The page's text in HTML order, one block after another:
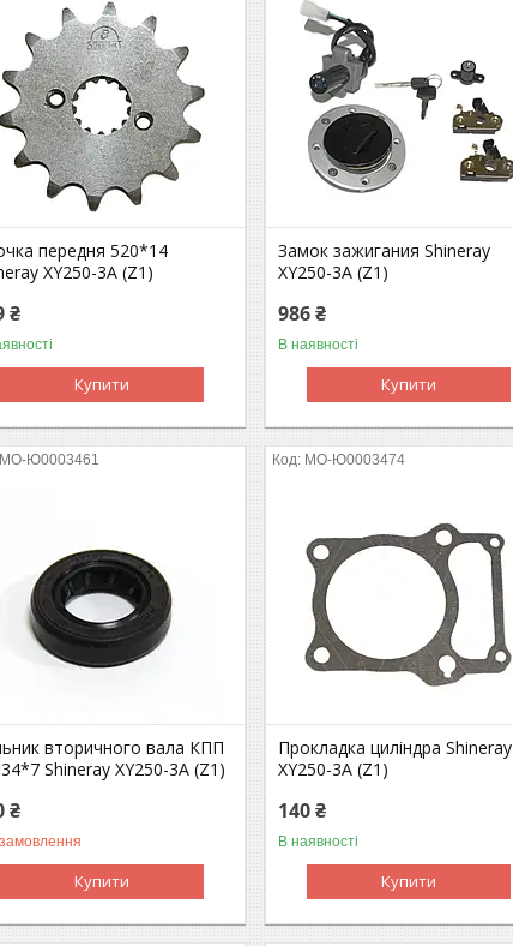
передня 520*14
XY250-3A (Z1)
₴
Купити
Замок зажигания Shineray
XY250-3A (Z1)
986 ₴
В наявності
Купити
MO-Ю0003461
вторичного вала КПП
Shineray XY250-3A (Z1)
₴
Купити
MO-Ю0003474
Прокладка циліндра Shineray
XY250-3A (Z1)
140 ₴
В наявності
Купити